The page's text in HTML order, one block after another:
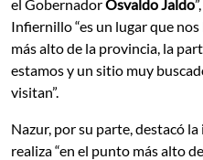
el GobernadorOsvaldo Jaldo
Infiernillo “es un lugar que
más alto de la provincia, la
estamos y un sitio muy
visitan”.
Nazur, por su parte, destacó
realiza “en el punto más alto